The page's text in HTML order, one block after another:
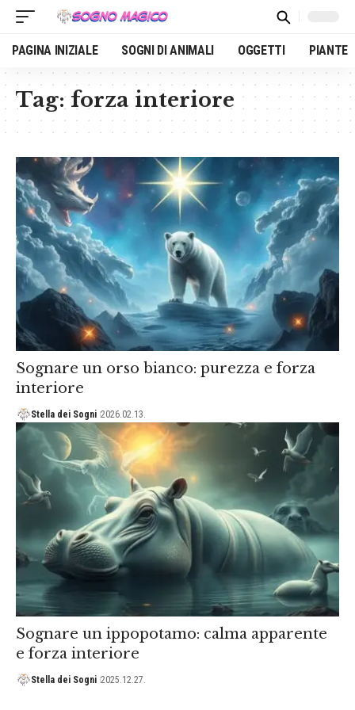
PAGINA INIZIALE SOGNI DI ANIMALI OGGETTI PIANTE
Tag: forza interiore
Sognare un orso bianco: purezza e forza
interiore
Stella dei Sogni 2026.02.13.
Sognare un ippopotamo: calma apparente
e forza interiore
Stella dei Sogni 2025.12.27.